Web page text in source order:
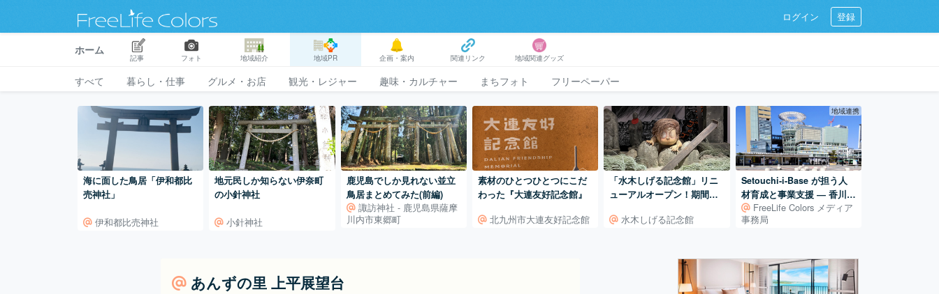
ログイン 登録
ホーム
記事 フォト 地域紹介 地域PR 企画・案内 関連リンク 地域関連グッズ
すべて 暮らし・仕事 グルメ・お店 観光・レジャー 趣味・カルチャー まちフォト フリーペーパー
海に面した鳥居「伊和都比
売神社」
伊和都比売神社
地元民しか知らない伊奈町
の小針神社
小針神社
鹿児島でしか見れない並立
鳥居まとめてみた(前編)
諏訪神社 - 鹿児島県薩摩
川内市東郷町
素材のひとつひとつにこだ
わった『大連友好記念館』
北九州市大連友好記念館
「水木しげる記念館」リニ
ューアルオープン！期間限
水木しげる記念館
地域連携
Setouchi-i-Base が担う人
材育成と事業支援 ― 香川で
「始める」を支える拠点
FreeLife Colors メディア
事務局
あんずの里 上平展望台